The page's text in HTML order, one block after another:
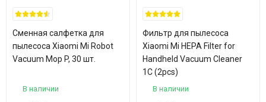
Сменная салфетка для
пылесоса Xiaomi Mi Robot
Vacuum Mop P, 30 шт.
В наличии
Фильтр для пылесоса
Xiaomi Mi HEPA Filter for
Handheld Vacuum Cleaner
1C (2pcs)
В наличии